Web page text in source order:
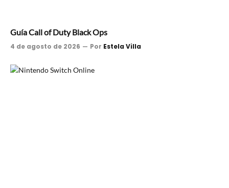
Guía Call of Duty Black Ops
4 de agosto de 2026 Por Estela Villa